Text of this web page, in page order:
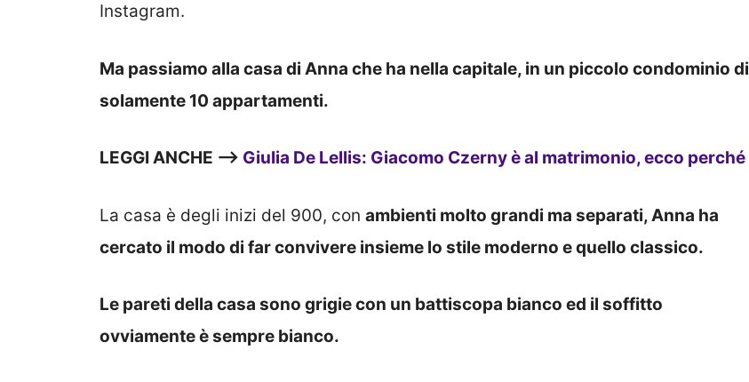
Instagram.
Ma passiamo alla casa di Anna che ha nella capitale, in un piccolo condominio di
solamente 10 appartamenti.
LEGGI ANCHE —> Giulia De Lellis: Giacomo Czerny è al matrimonio, ecco perché
La casa è degli inizi del 900, con ambienti molto grandi ma separati, Anna ha
cercato il modo di far convivere insieme lo stile moderno e quello classico.
Le pareti della casa sono grigie con un battiscopa bianco ed il soffitto
ovviamente è sempre bianco.